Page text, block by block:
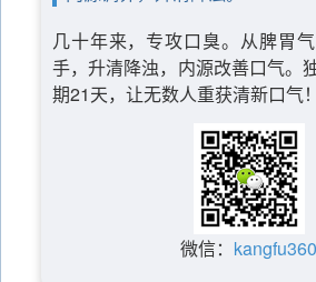
几十年来，专攻口臭。从脾胃
手，升清降浊，内源改善口气。
期21天，让无数人重获清新口气！
微信： kangfu360